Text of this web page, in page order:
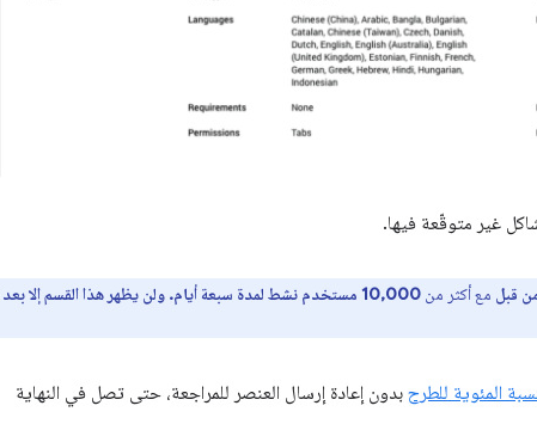
غير متوقّعة فيها.
قبل مع أكثر من
10,000 مستخدم نشط لمدة سبعة أيام. ولن يظهر هذا القسم إلا
المئوية للطرح بدون إعادة إرسال العنصر للمراجعة، حتى تصل في النهاية